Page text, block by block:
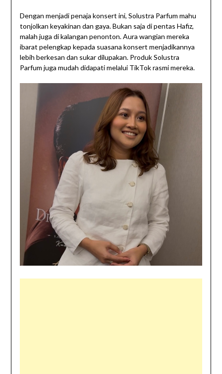
Dengan menjadi penaja konsert ini, Solustra Parfum mahu
tonjolkan keyakinan dan gaya. Bukan saja di pentas Hafiz,
malah juga di kalangan penonton. Aura wangian mereka
ibarat pelengkap kepada suasana konsert menjadikannya
lebih berkesan dan sukar dilupakan. Produk Solustra
Parfum juga mudah didapati melalui TikTok rasmi mereka.